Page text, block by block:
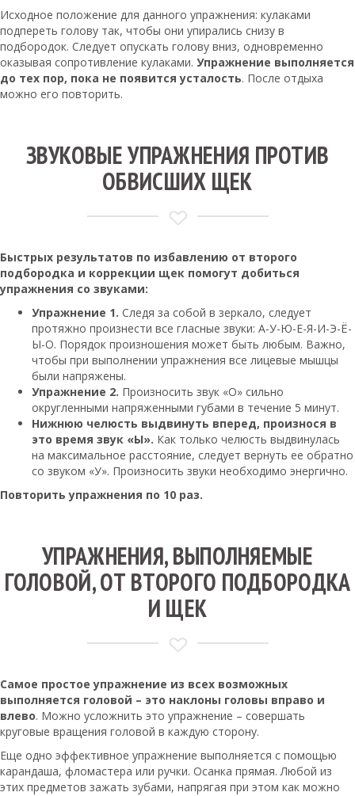
Исходное положение для данного упражнения: кулаками
подпереть голову так, чтобы они упирались снизу в
подбородок. Следует опускать голову вниз, одновременно
оказывая сопротивление кулаками. Упражнение выполняется
до тех пор, пока не появится усталость. После отдыха
можно его повторить.
ЗВУКОВЫЕ УПРАЖНЕНИЯ ПРОТИВ
ОБВИСШИХ ЩЕК
Быстрых результатов по избавлению от второго
подбородка и коррекции щек помогут добиться
упражнения со звуками:
Упражнение 1. Следя за собой в зеркало, следует
протяжно произнести все гласные звуки: А-У-Ю-Е-Я-И-Э-Ё-
Ы-О. Порядок произношения может быть любым. Важно,
чтобы при выполнении упражнения все лицевые мышцы
были напряжены.
Упражнение 2. Произносить звук «О» сильно
округленными напряженными губами в течение 5 минут.
Нижнюю челюсть выдвинуть вперед, произнося в
это время звук «Ы». Как только челюсть выдвинулась
на максимальное расстояние, следует вернуть ее обратно
со звуком «У». Произносить звуки необходимо энергично.
Повторить упражнения по 10 раз.
УПРАЖНЕНИЯ, ВЫПОЛНЯЕМЫЕ
ГОЛОВОЙ, ОТ ВТОРОГО ПОДБОРОДКА
И ЩЕК
Самое простое упражнение из всех возможных
выполняется головой – это наклоны головы вправо и
влево. Можно усложнить это упражнение – совершать
круговые вращения головой в каждую сторону.
Еще одно эффективное упражнение выполняется с помощью
карандаша, фломастера или ручки. Осанка прямая. Любой из
этих предметов зажать зубами, напрягая при этом как можно